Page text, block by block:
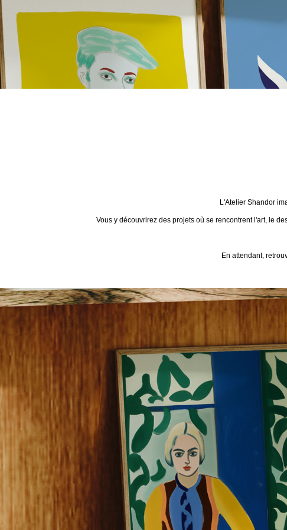
L'Atelier Shandor
Vous y découvrirez des projets où se rencontrent l'art, le
En attendant,